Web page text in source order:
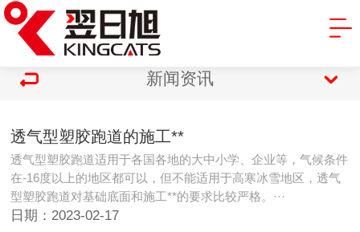
新闻资讯
透气型塑胶跑道的施工**
透气型塑胶跑道适用于各国各地的大中小学、企业等，气候条件
在-16度以上的地区都可以，但不能适用于高寒冰雪地区，透气
型塑胶跑道对基础底面和施工**的要求比较严格。···
日期：2023-02-17